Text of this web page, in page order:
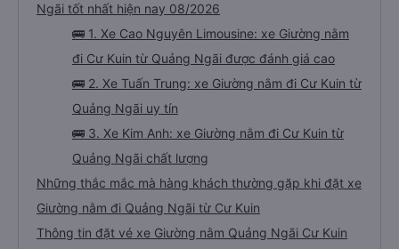
Ngãi tốt nhất hiện nay 08/2026
🚌 1. Xe Cao Nguyên Limousine: xe Giường nằm
đi Cư Kuin từ Quảng Ngãi được đánh giá cao
🚌 2. Xe Tuấn Trung: xe Giường nằm đi Cư Kuin từ
Quảng Ngãi uy tín
🚌 3. Xe Kim Anh: xe Giường nằm đi Cư Kuin từ
Quảng Ngãi chất lượng
Những thắc mắc mà hàng khách thường gặp khi đặt xe
Giường nằm đi Quảng Ngãi từ Cư Kuin
Thông tin đặt vé xe Giường nằm Quảng Ngãi Cư Kuin